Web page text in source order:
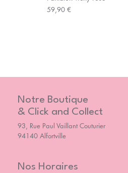
Prix
59,90 €
Notre Boutique
& Click and Collect
93, Rue Paul Vaillant Couturier
94140 Alfortville
Nos Horaires